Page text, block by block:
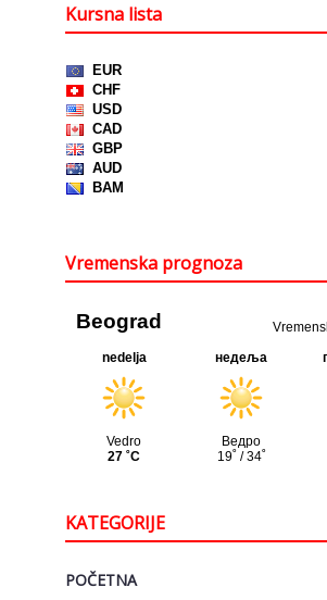
Kursna lista
Vremenska prognoza
KATEGORIJE
POČETNA